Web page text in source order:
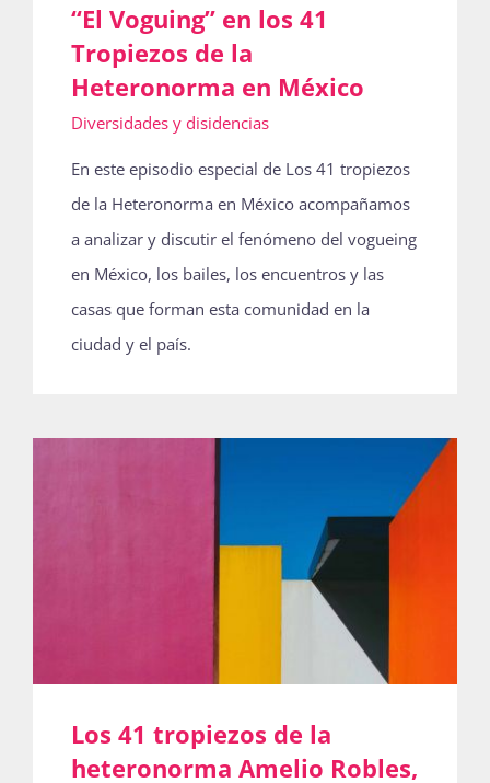
“El Voguing” en los 41
Tropiezos de la
Heteronorma en México
Diversidades y disidencias
En este episodio especial de Los 41 tropiezos
de la Heteronorma en México acompañamos
a analizar y discutir el fenómeno del vogueing
en México, los bailes, los encuentros y las
casas que forman esta comunidad en la
ciudad y el país.
Los 41 tropiezos de la
heteronorma Amelio Robles,